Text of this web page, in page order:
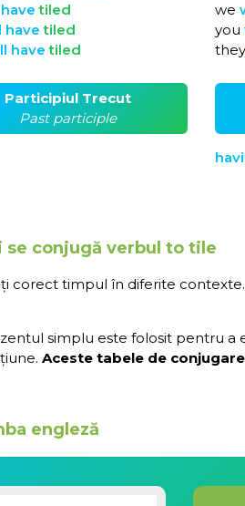
havetiled
havetiled
havetiled
we
you
they
Participiul Trecut
Past participle
se conjugă verbul to tile
corect timpul în diferite
simplu este folosit pentru a
Aceste tabele de
engleză